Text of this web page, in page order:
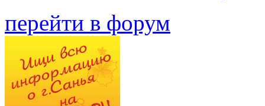
перейти в форум